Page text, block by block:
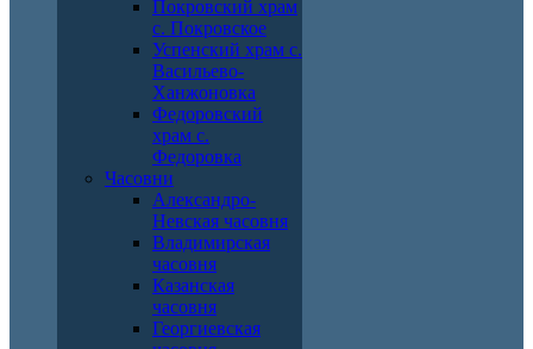
Покровский храм
с. Покровское
Успенский храм с.
Васильево-
Ханжоновка
Федоровский
храм с.
Федоровка
Часовни
Александро-
Невская часовня
Владимирская
часовня
Казанская
часовня
Георгиевская